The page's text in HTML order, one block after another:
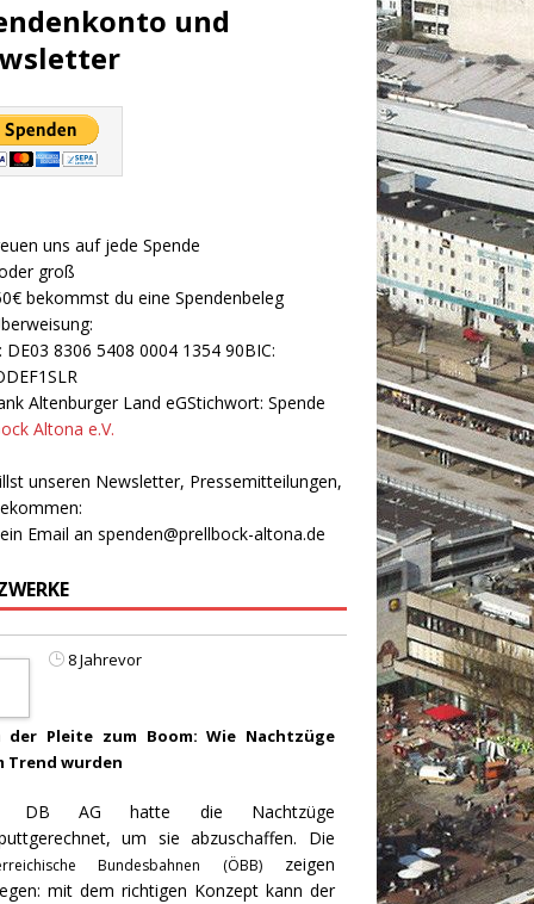
und
uns auf jede Spende
groß
bekommst du eine Spendenbeleg
DE03 8306 5408 0004 1354 90BIC:
Altenburger Land eGStichwort: Spende
Altona e.V.
unseren Newsletter, Pressemitteilungen,
Email an spenden@prellbock-altona.de
8 Jahrevor
der Pleite zum Boom: Wie Nachtzüge
Trend wurden
DB AG hatte die Nachtzüge
um sie abzuschaffen. Die
Bundesbahnen (ÖBB)zeigen
mit dem richtigen Konzept kann der